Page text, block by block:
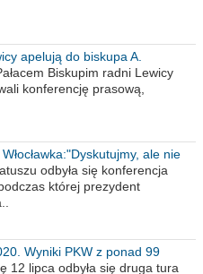
apelują do biskupa A.
Biskupim radni Lewicy
konferencję prasową,
ale nie
się”
odbyła się konferencja
której prezydent
Wyniki PKW z ponad 99
12 lipca odbyła się druga tura